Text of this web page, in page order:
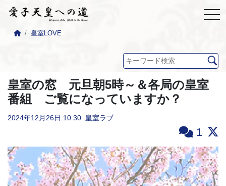
皇室LOVE
皇室の窓 元旦朝5時～＆各局の皇室
番組 ご覧になっていますか？
2024年12月26日 10:30 皇室ラブ
1